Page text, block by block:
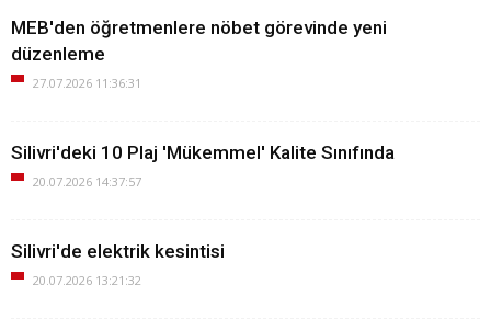
MEB'den öğretmenlere nöbet görevinde yeni
düzenleme
27.07.2026 11:36:31
Silivri'deki 10 Plaj 'Mükemmel' Kalite Sınıfında
20.07.2026 14:37:57
Silivri'de elektrik kesintisi
20.07.2026 13:21:32